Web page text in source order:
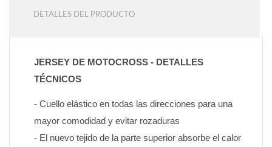
DETALLES DEL PRODUCTO
JERSEY DE MOTOCROSS - DETALLES
TÉCNICOS
- Cuello elástico en todas las direcciones para una
mayor comodidad y evitar rozaduras
- El nuevo tejido de la parte superior absorbe el calor